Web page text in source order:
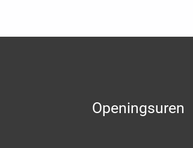
Openingsuren